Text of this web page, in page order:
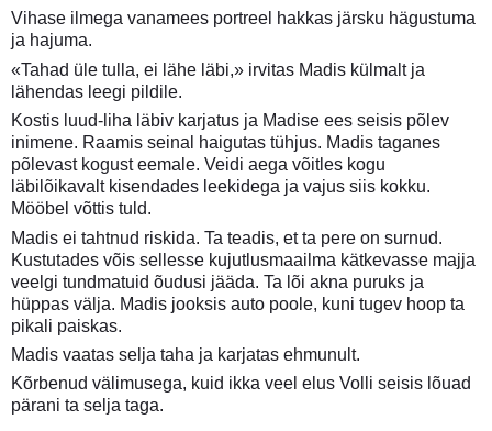
Vihase ilmega vanamees portreel hakkas järsku hägustuma
ja hajuma.
«Tahad üle tulla, ei lähe läbi,» irvitas Madis külmalt ja
lähendas leegi pildile.
Kostis luud-liha läbiv karjatus ja Madise ees seisis põlev
inimene. Raamis seinal haigutas tühjus. Madis taganes
põlevast kogust eemale. Veidi aega võitles kogu
läbilõikavalt kisendades leekidega ja vajus siis kokku.
Mööbel võttis tuld.
Madis ei tahtnud riskida. Ta teadis, et ta pere on surnud.
Kustutades võis sellesse kujutlusmaailma kätkevasse majja
veelgi tundmatuid õudusi jääda. Ta lõi akna puruks ja
hüppas välja. Madis jooksis auto poole, kuni tugev hoop ta
pikali paiskas.
Madis vaatas selja taha ja karjatas ehmunult.
Kõrbenud välimusega, kuid ikka veel elus Volli seisis lõuad
pärani ta selja taga.